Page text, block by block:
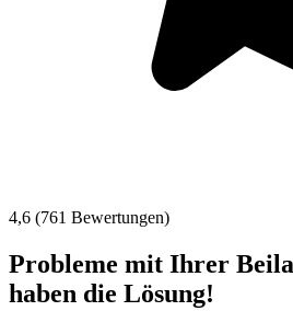
4,6 (761 Bewertungen)
Probleme mit Ihrer
haben die Lösung!